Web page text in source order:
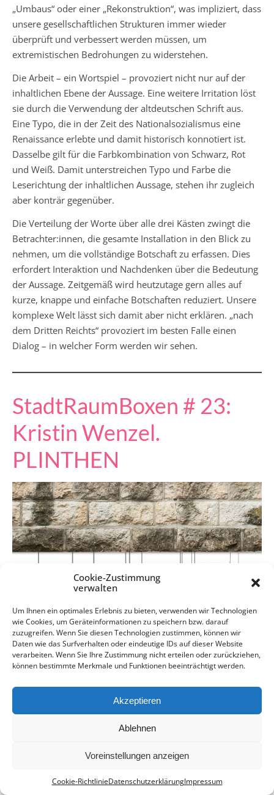
Cookie-Zustimmung
verwalten
Um Ihnen ein optimales Erlebnis zu bieten, verwenden wir Technologien
wie Cookies, um Geräteinformationen zu speichern bzw. darauf
zuzugreifen. Wenn Sie diesen Technologien zustimmen, können wir
Daten wie das Surfverhalten oder eindeutige IDs auf dieser Website
verarbeiten. Wenn Sie Ihre Zustimmung nicht erteilen oder zurückziehen,
können bestimmte Merkmale und Funktionen beeinträchtigt werden.
Akzeptieren
Ablehnen
Voreinstellungen anzeigen
Cookie-RichtlinieDatenschutzerklärungImpressum
„Umbaus“ oder einer „Rekonstruktion“, was impliziert, dass
unsere gesellschaftlichen Strukturen immer wieder
überprüft und verbessert werden müssen, um
extremistischen Bedrohungen zu widerstehen.
Die Arbeit – ein Wortspiel – provoziert nicht nur auf der
inhaltlichen Ebene der Aussage. Eine weitere Irritation löst
sie durch die Verwendung der altdeutschen Schrift aus.
Eine Typo, die in der Zeit des Nationalsozialismus eine
Renaissance erlebte und damit historisch konnotiert ist.
Dasselbe gilt für die Farbkombination von Schwarz, Rot
und Weiß. Damit unterstreichen Typo und Farbe die
Leserichtung der inhaltlichen Aussage, stehen ihr zugleich
aber konträr gegenüber.
Die Verteilung der Worte über alle drei Kästen zwingt die
Betrachter:innen, die gesamte Installation in den Blick zu
nehmen, um die vollständige Botschaft zu erfassen. Dies
erfordert Interaktion und Nachdenken über die Bedeutung
der Aussage. Zeitgemäß wird heutzutage gern alles auf
kurze, knappe und einfache Botschaften reduziert. Unsere
komplexe Welt lässt sich damit aber nicht erklären. „nach
dem Dritten Reichts“ provoziert im besten Falle einen
Dialog – in welcher Form werden wir sehen.
StadtRaumBoxen # 23:
Kristin Wenzel.
PLINTHEN
KOMM! Mach mit!